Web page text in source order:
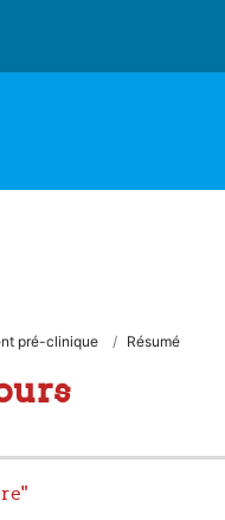
pré-clinique Résumé